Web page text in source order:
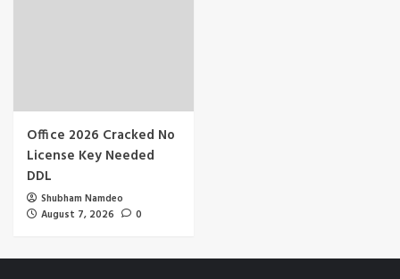
Office 2026 Cracked No
License Key Needed
DDL
Shubham Namdeo
August 7, 2026
0